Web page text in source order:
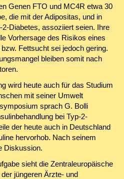
Genen FTO und MC4R etwa 30
die mit der Adipositas, und in
Diabetes, assoziiert seien. Ihre
Vorhersage des Risikos eines
Fettsucht sei jedoch gering.
bleiben somit nach
wird heute auch für das Studium
mit seiner Umwelt
sprach G. Bolli
bei Typ-2-
der heute auch in Deutschland
hervorhob. Nach seinem
Diskussion.
sieht die Zentraleuropäische
jüngeren Ärzte- und